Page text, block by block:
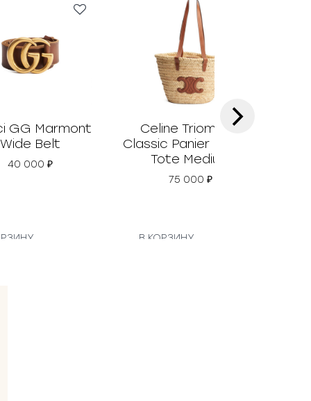
GG Marmont
Wide Belt
40 000₽
Celine Triomphe
Classic Panier Basket
Tote Medium
75 000₽
В КОРЗИНУ
›